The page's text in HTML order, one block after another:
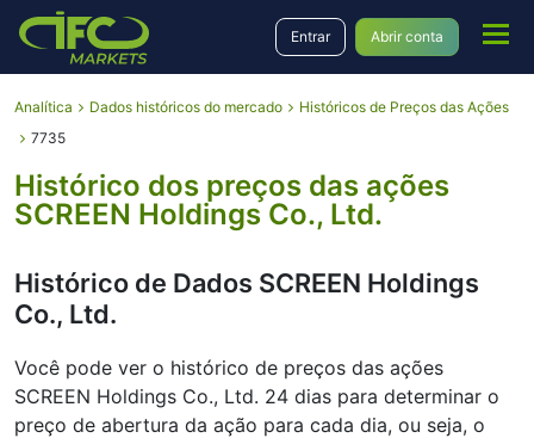
Entrar Abrir conta
Analítica Dados históricos do mercado
Históricos de Preços das Ações
7735
Histórico dos preços das ações
SCREEN Holdings Co., Ltd.
Histórico de Dados SCREEN Holdings
Co., Ltd.
Você pode ver o histórico de preços das ações
SCREEN Holdings Co., Ltd. 24 dias para determinar o
preço de abertura da ação para cada dia, ou seja, o